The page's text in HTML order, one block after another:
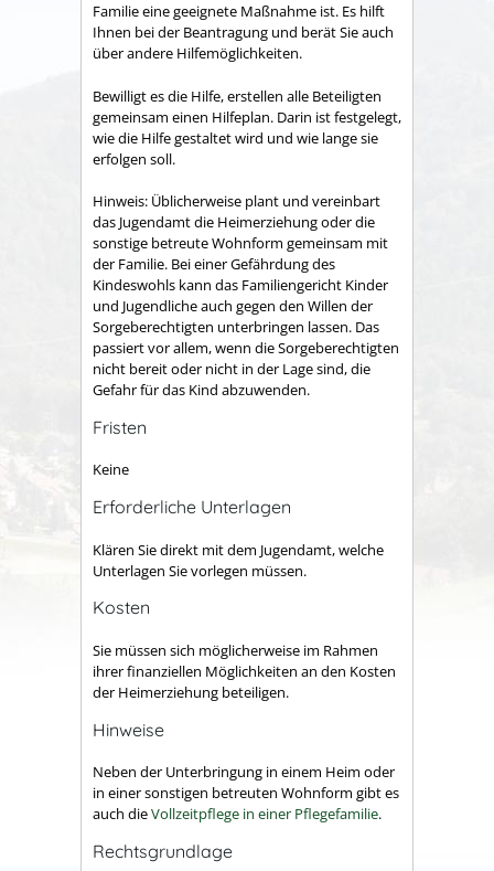
Familie eine geeignete Maßnahme ist. Es hilft
Ihnen bei der Beantragung und berät Sie auch
über andere Hilfemöglichkeiten.
Bewilligt es die Hilfe, erstellen alle Beteiligten
gemeinsam einen Hilfeplan. Darin ist festgelegt,
wie die Hilfe gestaltet wird und wie lange sie
erfolgen soll.
Hinweis: Üblicherweise plant und vereinbart
das Jugendamt die Heimerziehung oder die
sonstige betreute Wohnform gemeinsam mit
der Familie. Bei einer Gefährdung des
Kindeswohls kann das Familiengericht Kinder
und Jugendliche auch gegen den Willen der
Sorgeberechtigten unterbringen lassen. Das
passiert vor allem, wenn die Sorgeberechtigten
nicht bereit oder nicht in der Lage sind, die
Gefahr für das Kind abzuwenden.
Fristen
Keine
Erforderliche Unterlagen
Klären Sie direkt mit dem Jugendamt, welche
Unterlagen Sie vorlegen müssen.
Kosten
Sie müssen sich möglicherweise im Rahmen
ihrer finanziellen Möglichkeiten an den Kosten
der Heimerziehung beteiligen.
Hinweise
Neben der Unterbringung in einem Heim oder
in einer sonstigen betreuten Wohnform gibt es
auch dieVollzeitpflege in einer Pflegefamilie.
Rechtsgrundlage